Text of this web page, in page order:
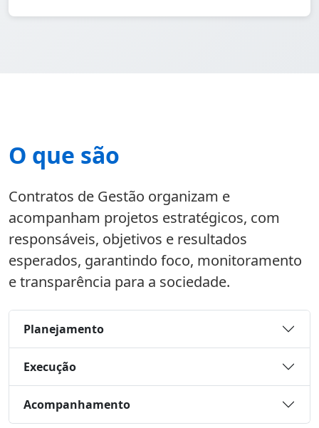
O que são
Contratos de Gestão organizam e
acompanham projetos estratégicos, com
responsáveis, objetivos e resultados
esperados, garantindo foco, monitoramento
e transparência para a sociedade.
Planejamento
Execução
Acompanhamento